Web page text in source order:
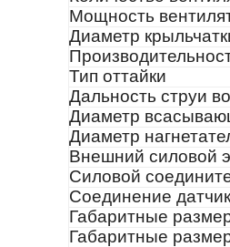
Мощность
Диаметр
Тип оттайки
Дальность струи
Диаметр
Диаметр
Внешний силовой
Силовой
Соединение
Габаритные
Габаритные